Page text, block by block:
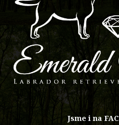
​Jsme i na